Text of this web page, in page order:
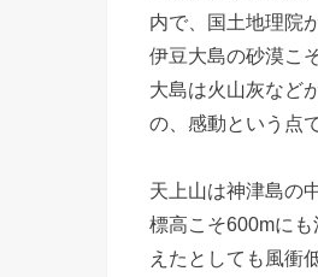
内で、国土地理院
伊豆大島の砂漠こ
大島は火山灰など
の、感動という点
天上山は神津島の
標高こそ600mに
えたとしても風衝